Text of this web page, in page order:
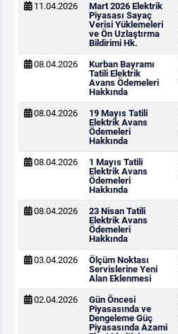
11.04.2026
Mart 2026 Elektrik
Piyasası Sayaç
Verisi Yüklemeleri
ve Ön Uzlaştırma
Bildirimi Hk.
08.04.2026
Kurban Bayramı
Tatili Elektrik
Avans Ödemeleri
Hakkında
08.04.2026
19 Mayıs Tatili
Elektrik Avans
Ödemeleri
Hakkında
08.04.2026
1 Mayıs Tatili
Elektrik Avans
Ödemeleri
Hakkında
08.04.2026
23 Nisan Tatili
Elektrik Avans
Ödemeleri
Hakkında
03.04.2026
Ölçüm Noktası
Servislerine Yeni
Alan Eklenmesi
02.04.2026
Gün Öncesi
Piyasasında ve
Dengeleme Güç
Piyasasında Azami